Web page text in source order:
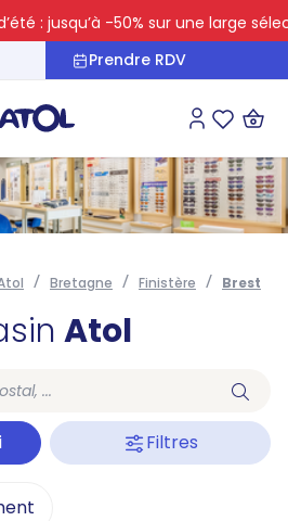
: jusqu’à -50% sur une large
Prendre RDV
Connexion
Bretagne Finistère Brest
Atol
Filtres